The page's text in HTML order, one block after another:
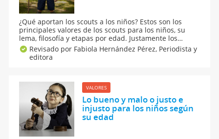
¿Qué aportan los scouts a los niños? Estos son los
principales valores de los scouts para los niños, su
lema, filosofía y etapas por edad. Justamente los
scouts están divididos de más pequeños a mayores
donde encontraremos a los castores, los lobatos, la
tropa, los escultas y los rovers. ¡Sigue leyendo!
Revisado por Fabiola Hernández Pérez, Periodista y
editora
VALORES
Lo bueno y malo o justo e
injusto para los niños según
su edad